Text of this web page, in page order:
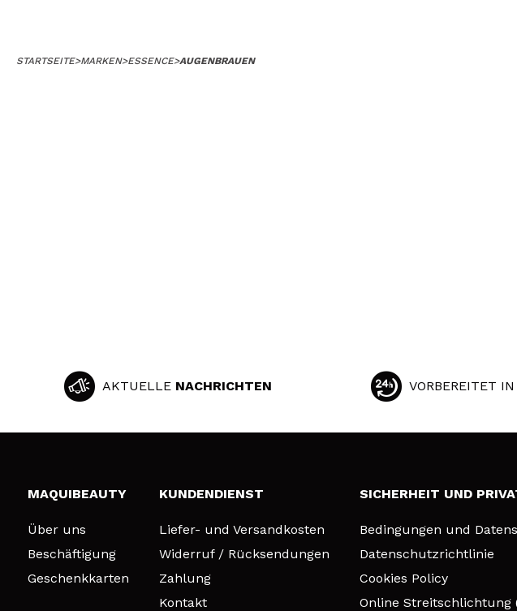
STARTSEITE>MARKEN>ESSENCE>AUGENBRAUEN
AKTUELLE NACHRICHTEN VORBEREITET IN
MAQUIBEAUTY
Über uns
Beschäftigung
Geschenkkarten
KUNDENDIENST
Liefer- und Versandkosten
Widerruf / Rücksendungen
Zahlung
Kontakt
SICHERHEIT UND
Bedingungen und
Datenschutzrichtlinie
Cookies Policy
Online Streitschlichtung